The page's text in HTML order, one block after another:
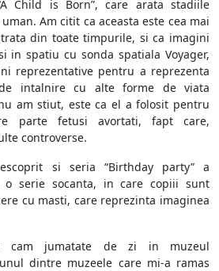
Child is Born”, care arata stadiile
Am citit ca aceasta este cea mai
din toate timpurile, si ca imagini
in spatiu cu sonda spatiala Voyager,
reprezentative pentru a reprezenta
intalnire cu alte forme de viata
am stiut, este ca el a folosit pentru
parte fetusi avortati, fapt care,
controverse.
si seria “Birthday party” a
o serie socanta, in care copiii sunt
cu masti, care reprezinta imaginea
cam jumatate de zi in muzeul
dintre muzeele care mi-a ramas